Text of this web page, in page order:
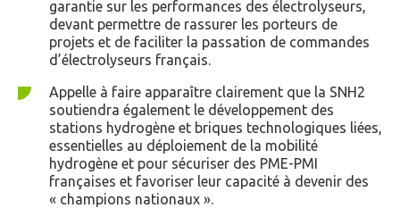
garantie sur les performances des électrolyseurs,
devant permettre de rassurer les porteurs de
projets et de faciliter la passation de commandes
d’électrolyseurs français.
Appelle à faire apparaître clairement que la SNH2
soutiendra également le développement des
stations hydrogène et briques technologiques liées,
essentielles au déploiement de la mobilité
hydrogène et pour sécuriser des PME-PMI
françaises et favoriser leur capacité à devenir des
« champions nationaux ».